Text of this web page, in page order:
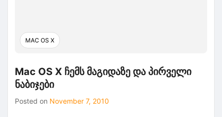
MAC OS X
Mac OS X ჩემს მაგიდაზე და პირველი
ნაბიჯები
Posted on November 7, 2010